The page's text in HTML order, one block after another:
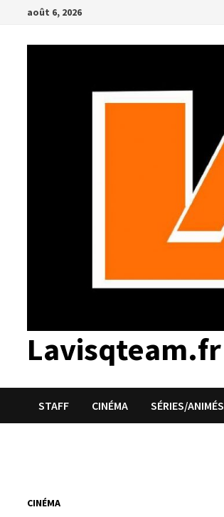
Passer
contenu
août 6, 2026
Lavisqteam.fr
STAFF CINÉMA SÉRIES/ANIMÉS
CINÉMA